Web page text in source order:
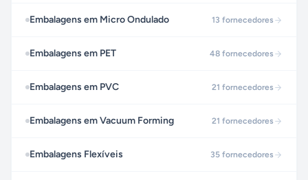
Embalagens em Micro Ondulado 13 fornecedores
Embalagens em PET 48 fornecedores
Embalagens em PVC 21 fornecedores
Embalagens em Vacuum Forming 21 fornecedores
Embalagens Flexíveis 35 fornecedores